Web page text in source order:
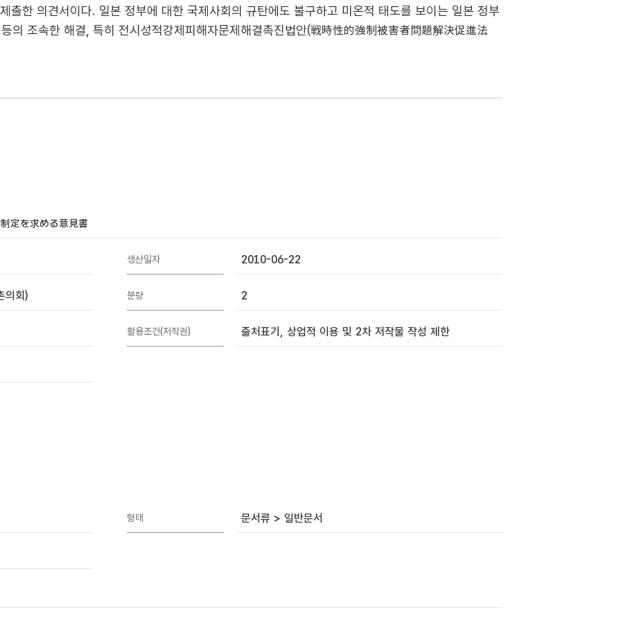
한 의견서이다. 일본 정부에 대한 국제사회의 규탄에도 불구하고 미온적 태도를 보이는 일본 정부
조속한 해결, 특히 전시성적강제피해자문제해결촉진법안(戦時性的強制被害者問題解決促進法
定を求める意見書
생산일자 2010-06-22
의회) 분량 2
활용조건(저작권) 출처표기, 상업적 이용 및 2차 저작물 작성 제한
형태 문서류 > 일반문서